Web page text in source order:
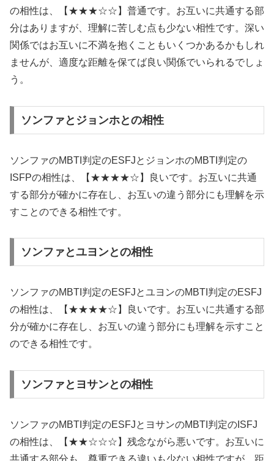
の相性は、【★★★☆☆】普通です。お互いに共通する部
分はありますが、理解に苦しむ点も少ない相性です。深い
関係ではお互いに不満を抱くこともいくつかあるかもしれ
ませんが、適度な距離を保てば良い関係でいられるでしょ
う。
ソンファとジョンホとの相性
ソンファのMBTI判定のESFJとジョンホのMBTI判定の
ISFPの相性は、【★★★★☆】良いです。お互いに共通
する部分が確かに存在し、お互いの違う部分にも理解を示
すことのできる相性です。
ソンファとユヨンとの相性
ソンファのMBTI判定のESFJとユヨンのMBTI判定のESFJ
の相性は、【★★★★☆】良いです。お互いに共通する部
分が確かに存在し、お互いの違う部分にも理解を示すこと
のできる相性です。
ソンファとヨサンとの相性
ソンファのMBTI判定のESFJとヨサンのMBTI判定のISFJ
の相性は、【★★☆☆☆】残念ながら悪いです。お互いに
共通する部分も、尊重できる違いも少ない相性ですが、距